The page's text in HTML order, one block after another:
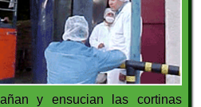
y ensucian las cortinas